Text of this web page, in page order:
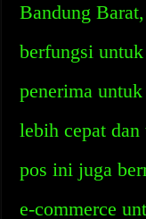
Bandung
berfungsi
penerima
lebih cepat
pos ini juga
e-commerce